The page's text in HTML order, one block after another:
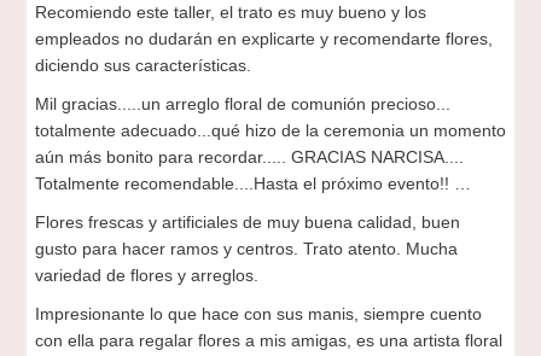
Recomiendo este taller, el trato es muy bueno y los
empleados no dudarán en explicarte y recomendarte flores,
diciendo sus características.
Mil gracias.....un arreglo floral de comunión precioso...
totalmente adecuado...qué hizo de la ceremonia un momento
aún más bonito para recordar..... GRACIAS NARCISA....
Totalmente recomendable....Hasta el próximo evento!! …
Flores frescas y artificiales de muy buena calidad, buen
gusto para hacer ramos y centros. Trato atento. Mucha
variedad de flores y arreglos.
Impresionante lo que hace con sus manis, siempre cuento
con ella para regalar flores a mis amigas, es una artista floral